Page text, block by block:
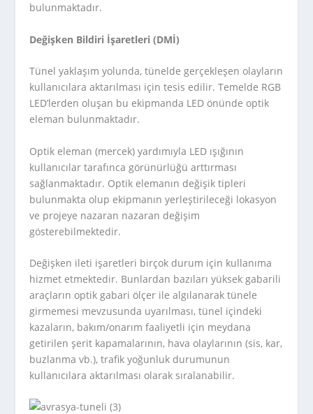
bulunmaktadır.
Değişken Bildiri İşaretleri (DMİ)
Tünel yaklaşım yolunda, tünelde gerçekleşen olayların
kullanıcılara aktarılması için tesis edilir. Temelde RGB
LED’lerden oluşan bu ekipmanda LED önünde optik
eleman bulunmaktadır.
Optik eleman (mercek) yardımıyla LED ışığının
kullanıcılar tarafınca görünürlüğü arttırması
sağlanmaktadır. Optik elemanın değişik tipleri
bulunmakta olup ekipmanın yerleştirileceği lokasyon
ve projeye nazaran nazaran değişim
gösterebilmektedir.
Değişken ileti işaretleri birçok durum için kullanıma
hizmet etmektedir. Bunlardan bazıları yüksek gabarili
araçların optik gabari ölçer ile algılanarak tünele
girmemesi mevzusunda uyarılması, tünel içindeki
kazaların, bakım/onarım faaliyetli için meydana
getirilen şerit kapamalarının, hava olaylarının (sis, kar,
buzlanma vb.), trafik yoğunluk durumunun
kullanıcılara aktarılması olarak sıralanabilir.